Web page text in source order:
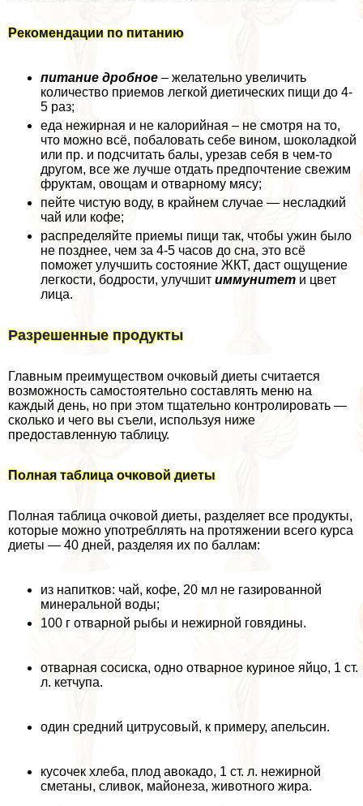
Рекомендации по питанию
питание дробное – желательно увеличить
количество приемов легкой диетических пищи до 4-
5 раз;
еда нежирная и не калорийная – не смотря на то,
что можно всё, побаловать себе вином, шоколадкой
или пр. и подсчитать балы, урезав себя в чем-то
другом, все же лучше отдать предпочтение свежим
фруктам, овощам и отварному мясу;
пейте чистую воду, в крайнем случае — несладкий
чай или кофе;
распределяйте приемы пищи так, чтобы ужин было
не позднее, чем за 4-5 часов до сна, это всё
поможет улучшить состояние ЖКТ, даст ощущение
легкости, бодрости, улучшит иммунитет и цвет
лица.
Разрешенные продукты
Главным преимуществом очковый диеты считается
возможность самостоятельно составлять меню на
каждый день, но при этом тщательно контролировать —
сколько и чего вы съели, используя ниже
предоставленную таблицу.
Полная таблица очковой диеты
Полная таблица очковой диеты, разделяет все продукты,
которые можно употрeбллять на протяжении всего курса
диеты — 40 дней, разделяя их по баллам:
из напитков: чай, кофе, 20 мл не газированной
минеральной воды;
100 г отварной рыбы и нежирной говядины.
отварная сосиска, одно отварное куриное яйцо, 1 ст.
л. кетчупа.
один средний цитрусовый, к примеру, апельсин.
кусочек хлеба, плод авокадо, 1 ст. л. нежирной
сметаны, сливок, майонеза, животного жира.